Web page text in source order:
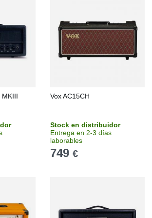
MKIII Vox AC15CH
Stock en distribuidor
Entrega en 2-3 días
laborables
749 €